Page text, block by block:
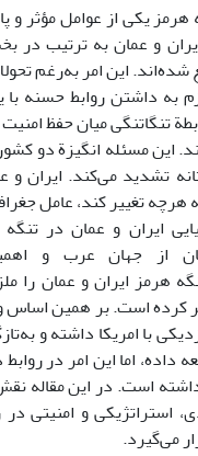
یکی از عوامل مؤثر و
و عمان به ترتیب در
این امر به‌رغم
به داشتن روابط حسنه
تنگاتنگی میان حفظ
این مسئله انگیزة دو
تشدید می‌کند. ایران و
تغییر کند، عامل
ایران و عمان در
از جهان عرب و
هرمز ایران و عمان را
کرده است. بر همین اساس
با امریکا داشته و
داده، اما این امر در
است. در این مقاله
استراتژیکی و امنیتی
می‌گیرد.